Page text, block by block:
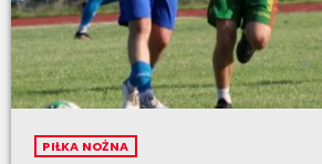
PIŁKA NOŻNA